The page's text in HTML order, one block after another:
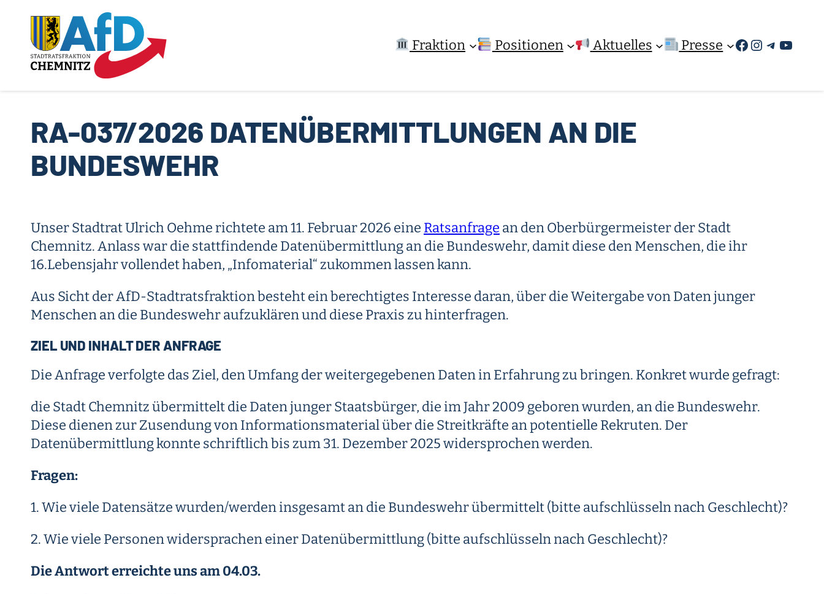
springen
Fraktion Positionen Aktuelles Presse Facebook
Instagram
RA-037/2026 DATENÜBERMITTLUNGEN AN DIE
BUNDESWEHR
Unser Stadtrat Ulrich Oehme richtete am 11. Februar 2026 eine Ratsanfrage an den Oberbürgermeister der Stadt
Chemnitz. Anlass war die stattfindende Datenübermittlung an die Bundeswehr, damit diese den Menschen, die ihr
16.Lebensjahr vollendet haben, „Infomaterial“ zukommen lassen kann.
Aus Sicht der AfD-Stadtratsfraktion besteht ein berechtigtes Interesse daran, über die Weitergabe von Daten junger
Menschen an die Bundeswehr aufzuklären und diese Praxis zu hinterfragen.
ZIEL UND INHALT DER ANFRAGE
Die Anfrage verfolgte das Ziel, den Umfang der weitergegebenen Daten in Erfahrung zu bringen. Konkret wurde gefragt:
die Stadt Chemnitz übermittelt die Daten junger Staatsbürger, die im Jahr 2009 geboren wurden, an die Bundeswehr.
Diese dienen zur Zusendung von Informationsmaterial über die Streitkräfte an potentielle Rekruten. Der
Datenübermittlung konnte schriftlich bis zum 31. Dezember 2025 widersprochen werden.
Fragen:
1. Wie viele Datensätze wurden/werden insgesamt an die Bundeswehr übermittelt (bitte aufschlüsseln nach Geschlecht)?
2. Wie viele Personen widersprachen einer Datenübermittlung (bitte aufschlüsseln nach Geschlecht)?
Die Antwort erreichte uns am 04.03.